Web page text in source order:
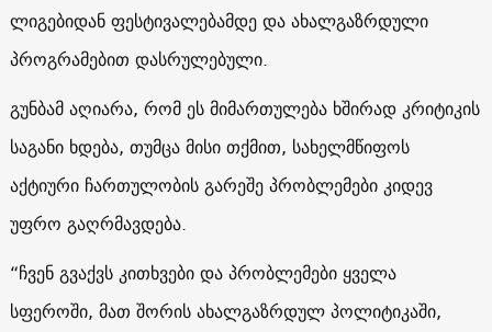
ლიგებიდან ფესტივალებამდე და ახალგაზრდული
პროგრამებით დასრულებული.
გუნბამ აღიარა, რომ ეს მიმართულება ხშირად კრიტიკის
საგანი ხდება, თუმცა მისი თქმით, სახელმწიფოს
აქტიური ჩართულობის გარეშე პრობლემები კიდევ
უფრო გაღრმავდება.
“ჩვენ გვაქვს კითხვები და პრობლემები ყველა
სფეროში, მათ შორის ახალგაზრდულ პოლიტიკაში,